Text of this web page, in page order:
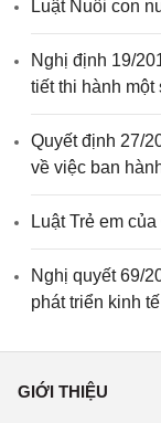
Luật Nuôi con
Nghị định 19/
tiết thi hành
Quyết định 27/
về việc ban
Luật Trẻ em
Nghị quyết 69/
phát triển kinh
GIỚI THIỆU